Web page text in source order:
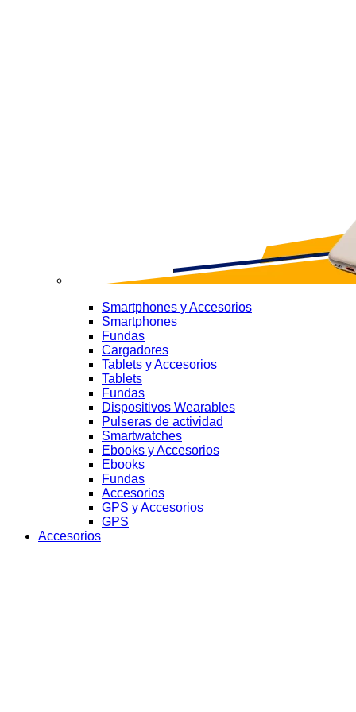
Smartphones y Accesorios
Smartphones
Fundas
Cargadores
Tablets y Accesorios
Tablets
Fundas
Dispositivos Wearables
Pulseras de actividad
Smartwatches
Ebooks y Accesorios
Ebooks
Fundas
Accesorios
GPS y Accesorios
GPS
Accesorios